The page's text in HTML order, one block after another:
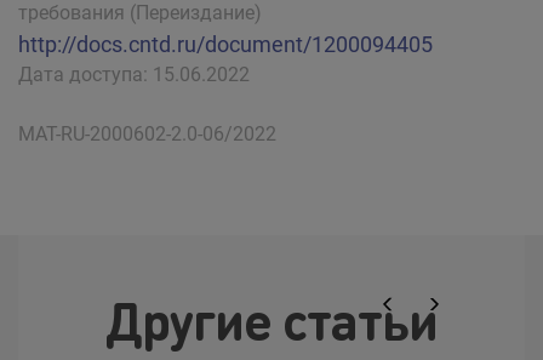
требования (Переиздание)
http://docs.cntd.ru/document/1200094405
Дата доступа: 15.06.2022
MAT-RU-2000602-2.0-06/2022
Другие статьи
Previous
Next